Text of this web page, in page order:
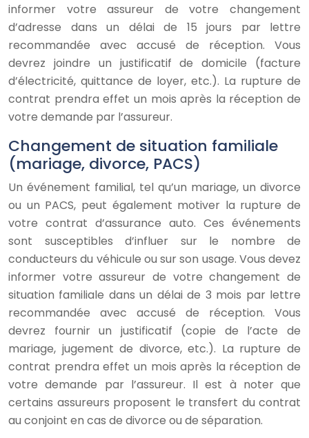
informer votre assureur de votre changement
d’adresse dans un délai de 15 jours par lettre
recommandée avec accusé de réception. Vous
devrez joindre un justificatif de domicile (facture
d’électricité, quittance de loyer, etc.). La rupture de
contrat prendra effet un mois après la réception de
votre demande par l’assureur.
Changement de situation familiale
(mariage, divorce, PACS)
Un événement familial, tel qu’un mariage, un divorce
ou un PACS, peut également motiver la rupture de
votre contrat d’assurance auto. Ces événements
sont susceptibles d’influer sur le nombre de
conducteurs du véhicule ou sur son usage. Vous devez
informer votre assureur de votre changement de
situation familiale dans un délai de 3 mois par lettre
recommandée avec accusé de réception. Vous
devrez fournir un justificatif (copie de l’acte de
mariage, jugement de divorce, etc.). La rupture de
contrat prendra effet un mois après la réception de
votre demande par l’assureur. Il est à noter que
certains assureurs proposent le transfert du contrat
au conjoint en cas de divorce ou de séparation.